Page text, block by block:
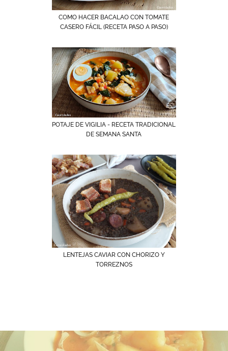
COMO HACER BACALAO CON TOMATE
CASERO FÁCIL (RECETA PASO A PASO)
POTAJE DE VIGILIA - RECETA TRADICIONAL
DE SEMANA SANTA
LENTEJAS CAVIAR CON CHORIZO Y
TORREZNOS